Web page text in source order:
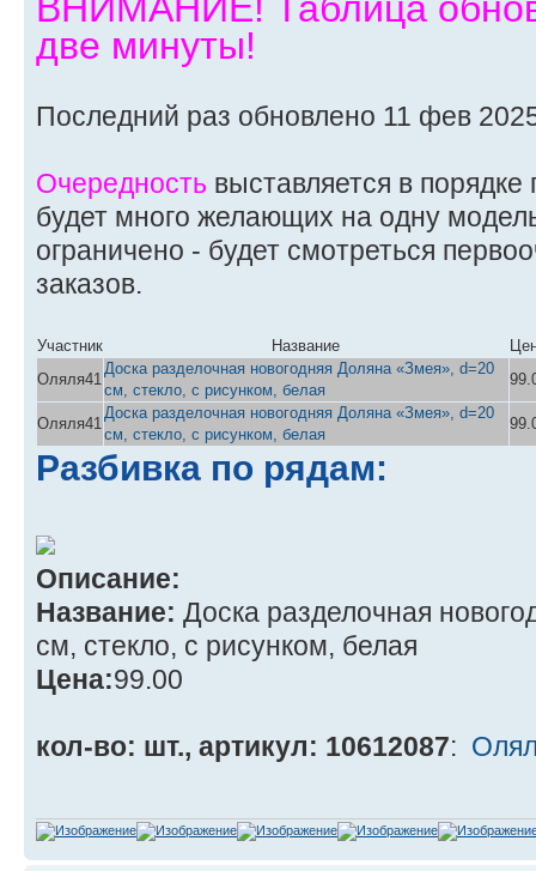
ВНИМАНИЕ! Таблица
две минуты!
Последний раз обновлено 11 фев
Очередность выставляется в порядке
будет много желающих на одну
ограничено - будет смотреться
заказов.
Участник Название
Оляля41
Доска разделочная новогодняя Доляна «Змея», d=20
см, стекло, с рисунком, белая
Оляля41
Доска разделочная новогодняя Доляна «Змея», d=20
см, стекло, с рисунком, белая
Разбивка по рядам:
Описание:
Название: Доска разделочная
см, стекло, с рисунком, белая
Цена:99.00
кол-во: шт., артикул: 10612087: